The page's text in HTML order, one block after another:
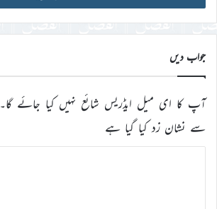
ڈی
درج
کریں
جواب دیں
آپ کا ای میل ایڈریس شائع نہیں کیا جائے گا۔
سے نشان زد کیا گیا ہے